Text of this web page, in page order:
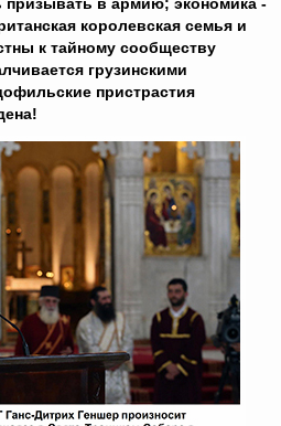
королевская семья и
к тайному сообществу
грузинскими
пристрастия